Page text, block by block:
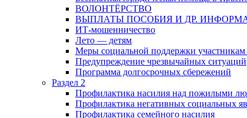
ВОЛОНТЁРСТВО
ВЫПЛАТЫ ПОСОБИЯ И ДР.
ИТ-мошенничество
Лето — детям
Меры социальной поддержки
Предупреждение чрезвычайных ситуаций
Программа долгосрочных сбережений
Раздел 2
Профилактика насилия над пожилыми
Профилактика негативных социальных
Профилактика семейного насилия